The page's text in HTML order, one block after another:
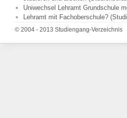
Uniwechsel Lehramt Grundschule
Lehramt mit Fachoberschule?
© 2004 - 2013 Studiengang-Verzeichnis